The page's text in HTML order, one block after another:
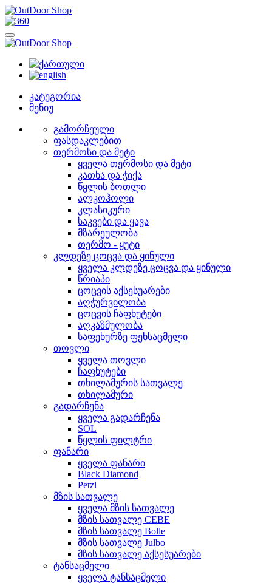
კატეგორია
მენიუ
გამორჩეული
ფასდაკლებით
თერმოსი და მეტი
ყველა თერმოსი და მეტი
კათხა და ჭიქა
წყლის ბოთლი
ალკოჰოლი
კლასიკური
საკვები და ყავა
მზარეულობა
თერმო - ყუტი
კლდეზე ცოცვა და ყინული
ყველა კლდეზე ცოცვა და ყინული
წრიაპი
ცოცვის აქსესუარები
აღჭურვილობა
ცოცვის ჩაფხუტები
აღკაზმულობა
საფეხურზე ფეხსაცმელი
თოვლი
ყველა თოვლი
ჩაფხუტები
თხილამურის სათვალე
თხილამური
გადარჩენა
ყველა გადარჩენა
SOL
წყლის ფილტრი
ფანარი
ყველა ფანარი
Black Diamond
Petzl
მზის სათვალე
ყველა მზის სათვალე
მზის სათვალე CEBE
მზის სათვალე Bolle
მზის სათვალე Julbo
მზის სათვალე აქსესუარები
ტანსაცმელი
ყველა ტანსაცმელი